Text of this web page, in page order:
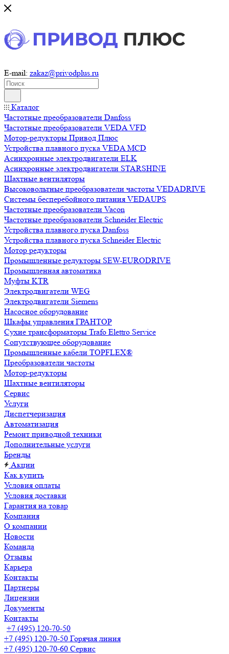
E-mail: zakaz@privodplus.ru
Каталог
Частотные преобразователи Danfoss
Частотные преобразователи VEDA VFD
Мотор-редукторы Привод Плюс
Устройства плавного пуска VEDA MCD
Асинхронные электродвигатели ELK
Асинхронные электродвигатели STARSHINE
Шахтные вентиляторы
Высоковольтные преобразователи частоты VEDADRIVE
Системы бесперебойного питания VEDAUPS
Частотные преобразователи Vacon
Частотные преобразователи Schneider Electric
Устройства плавного пуска Danfoss
Устройства плавного пуска Schneider Electric
Мотор редукторы
Промышленные редукторы SEW-EURODRIVE
Промышленная автоматика
Муфты KTR
Электродвигатели WEG
Электродвигатели Siemens
Насосное оборудование
Шкафы управления ГРАНТОР
Сухие трансформаторы Trafo Elettro Service
Сопутствующее оборудование
Промышленные кабели TOPFLEX®
Преобразователи частоты
Мотор-редукторы
Шахтные вентиляторы
Сервис
Услуги
Диспетчеризация
Автоматизация
Ремонт приводной техники
Дополнительные услуги
Бренды
Акции
Как купить
Условия оплаты
Условия доставки
Гарантия на товар
Компания
О компании
Новости
Команда
Отзывы
Карьера
Контакты
Партнеры
Лицензии
Документы
Контакты
+7 (495) 120-70-50
+7 (495) 120-70-50 Горячая линия
+7 (495) 120-70-60 Сервис